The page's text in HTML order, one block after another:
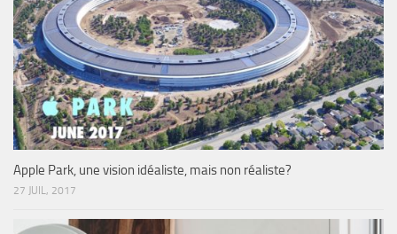
Apple Park, une vision idéaliste, mais non réaliste?
27 JUIL, 2017